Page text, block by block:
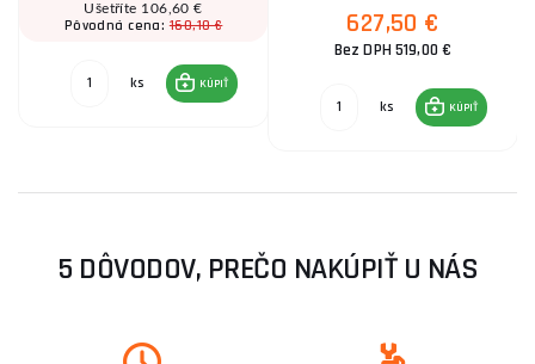
Ušetříte 106,60 €
Pôvodná cena:160,10 €
ks KÚPIŤ
627,50 €
Bez DPH 519,00 €
ks KÚPIŤ
5 DÔVODOV, PREČO NAKÚPIŤ U NÁS